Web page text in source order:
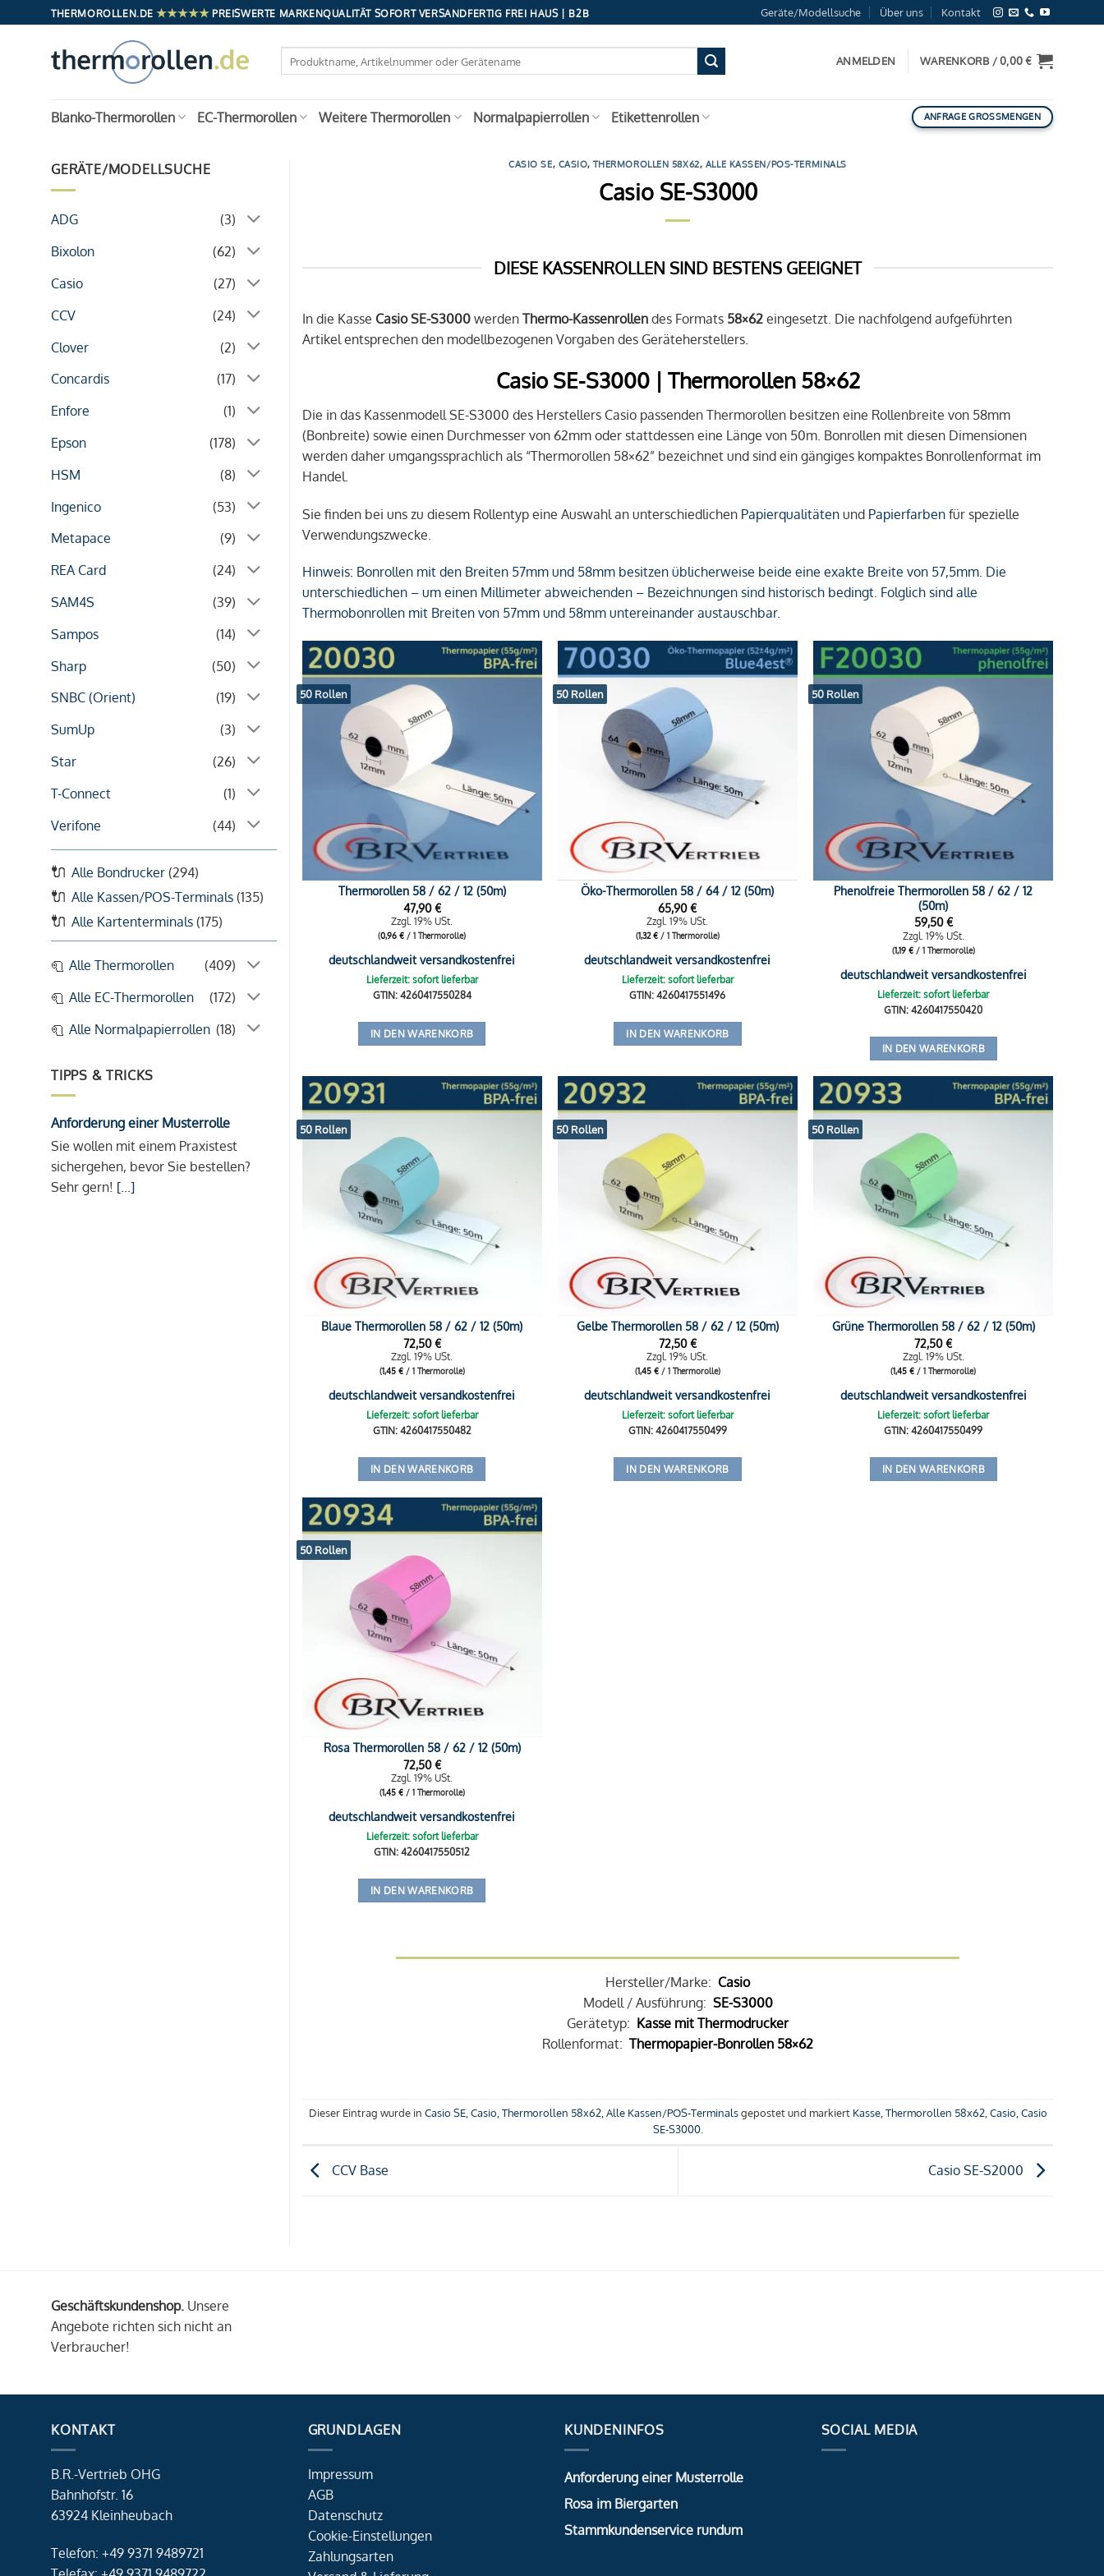
Inhalt
THERMOROLLEN.DE ★★★★★ PREISWERTE MARKENQUALITÄT SOFORT VERSANDFERTIG FREI HAUS | B2B Geräte/Modellsuche Über uns Kontakt
nach:
ANMELDEN WARENKORB /0,00€
Blanko-Thermorollen EC-Thermorollen Weitere Thermorollen Normalpapierrollen Etikettenrollen ANFRAGE GROSSMENGEN
GERÄTE/MODELLSUCHE
ADG
(3)
Bixolon
(62)
Casio
(27)
CCV
(24)
Clover
(2)
Concardis
(17)
Enfore
(1)
Epson
(178)
HSM
(8)
Ingenico
(53)
Metapace
(9)
REA Card
(24)
SAM4S
(39)
Sampos
(14)
Sharp
(50)
SNBC (Orient)
(19)
SumUp
(3)
Star
(26)
T-Connect
(1)
Verifone
(44)
Alle Bondrucker (294)
Alle Kassen/POS-Terminals (135)
Alle Kartenterminals (175)
Alle Thermorollen
(409)
Alle EC-Thermorollen
(172)
Alle Normalpapierrollen (18)
TIPPS & TRICKS
Anforderung einer Musterrolle
Sie wollen mit einem Praxistest
sichergehen, bevor Sie bestellen?
Sehr gern! [...]
CASIO SE, CASIO, THERMOROLLEN 58X62, ALLE KASSEN/POS-TERMINALS
Casio SE-S3000
DIESE KASSENROLLEN SIND BESTENS GEEIGNET
In die Kasse Casio SE-S3000 werden Thermo-Kassenrollen des Formats 58×62 eingesetzt. Die nachfolgend aufgeführten
Artikel entsprechen den modellbezogenen Vorgaben des Geräteherstellers.
Casio SE-S3000 | Thermorollen 58×62
Die in das Kassenmodell SE-S3000 des Herstellers Casio passenden Thermorollen besitzen eine Rollenbreite von 58mm
(Bonbreite) sowie einen Durchmesser von 62mm oder stattdessen eine Länge von 50m. Bonrollen mit diesen Dimensionen
werden daher umgangssprachlich als “Thermorollen 58×62” bezeichnet und sind ein gängiges kompaktes Bonrollenformat im
Handel.
Sie finden bei uns zu diesem Rollentyp eine Auswahl an unterschiedlichen Papierqualitäten und Papierfarben für spezielle
Verwendungszwecke.
Hinweis: Bonrollen mit den Breiten 57mm und 58mm besitzen üblicherweise beide eine exakte Breite von 57,5mm. Die
unterschiedlichen – um einen Millimeter abweichenden – Bezeichnungen sind historisch bedingt. Folglich sind alle
Thermobonrollen mit Breiten von 57mm und 58mm untereinander austauschbar.
50 Rollen
Thermorollen 58 / 62 / 12 (50m)
47,90€
Zzgl. 19% USt.
(0,96€ / 1 Thermorolle)
deutschlandweit versandkostenfrei
Lieferzeit: sofort lieferbar
GTIN: 4260417550284
IN DEN WARENKORB
50 Rollen
Öko-Thermorollen 58 / 64 / 12 (50m)
65,90€
Zzgl. 19% USt.
(1,32€/ 1 Thermorolle)
deutschlandweit versandkostenfrei
Lieferzeit: sofort lieferbar
GTIN: 4260417551496
IN DEN WARENKORB
50 Rollen
Phenolfreie Thermorollen 58 / 62 / 12
(50m)
59,50€
Zzgl. 19% USt.
(1,19 €/ 1 Thermorolle)
deutschlandweit versandkostenfrei
Lieferzeit: sofort lieferbar
GTIN: 4260417550420
IN DEN WARENKORB
50 Rollen
Blaue Thermorollen 58 / 62 / 12 (50m)
72,50€
Zzgl. 19% USt.
(1,45 €/ 1 Thermorolle)
deutschlandweit versandkostenfrei
Lieferzeit: sofort lieferbar
GTIN: 4260417550482
IN DEN WARENKORB
50 Rollen
Gelbe Thermorollen 58 / 62 / 12 (50m)
72,50€
Zzgl. 19% USt.
(1,45 €/ 1 Thermorolle)
deutschlandweit versandkostenfrei
Lieferzeit: sofort lieferbar
GTIN: 4260417550499
IN DEN WARENKORB
50 Rollen
Grüne Thermorollen 58 / 62 / 12 (50m)
72,50€
Zzgl. 19% USt.
(1,45€ / 1 Thermorolle)
deutschlandweit versandkostenfrei
Lieferzeit: sofort lieferbar
GTIN: 4260417550499
IN DEN WARENKORB
50 Rollen
Rosa Thermorollen 58 / 62 / 12 (50m)
72,50€
Zzgl. 19% USt.
(1,45 €/ 1 Thermorolle)
deutschlandweit versandkostenfrei
Lieferzeit: sofort lieferbar
GTIN: 4260417550512
IN DEN WARENKORB
Hersteller/Marke: Casio
Modell / Ausführung: SE-S3000
Gerätetyp: Kasse mit Thermodrucker
Rollenformat: Thermopapier-Bonrollen 58×62
Dieser Eintrag wurde in Casio SE, Casio Thermorollen 58x62, Alle Kassen/POS-Terminalsgepostet und markiert Kasse, Thermorollen 58x62, Casio Casio
SE-S3000.
CCV Base Casio SE-S2000
Geschäftskundenshop. Unsere
Angebote richten sich nicht an
Verbraucher!
KONTAKT
B.R.-Vertrieb OHG
Bahnhofstr. 16
63924 Kleinheubach
Telefon: +49 9371 9489721
GRUNDLAGEN
Impressum
AGB
Datenschutz
Cookie-Einstellungen
Zahlungsarten
KUNDENINFOS
Anforderung einer Musterrolle
Rosa im Biergarten
Stammkundenservice rundum
SOCIAL MEDIA